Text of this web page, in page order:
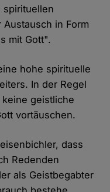
spirituellen
in Form
mit Gott".
hohe spirituelle
In der Regel
geistliche
vortäuschen.
dass
Redenden
als Geistbegabter